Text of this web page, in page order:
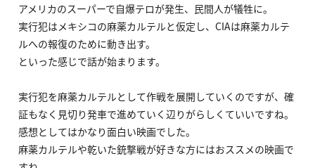
アメリカのスーパーで自爆テロが発生、民間人が犠牲に。
実行犯はメキシコの麻薬カルテルと仮定し、CIAは麻薬カルテ
ルへの報復のために動き出す。
といった感じで話が始まります。
実行犯を麻薬カルテルとして作戦を展開していくのですが、確
証もなく見切り発車で進めていく辺りがらしくていいですね。
感想としてはかなり面白い映画でした。
麻薬カルテルや乾いた銃撃戦が好きな方にはおススメの映画で